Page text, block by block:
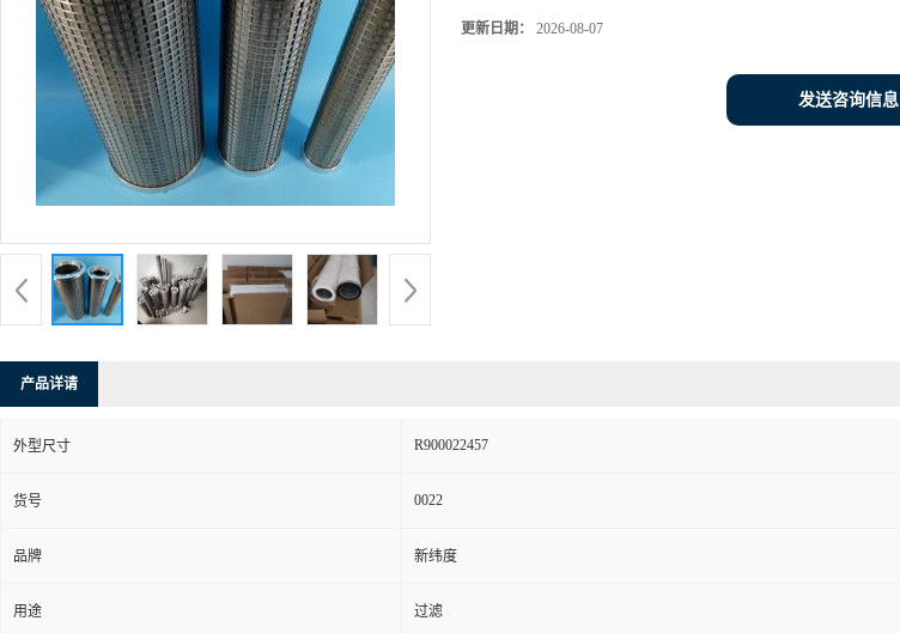
更新日期： 2026-08-07
发送咨询信息
产品详请
外型尺寸 R900022457
货号 0022
品牌 新纬度
用途 过滤